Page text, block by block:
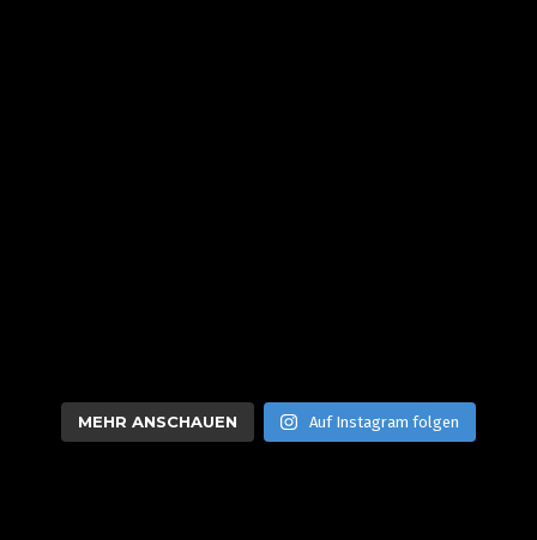
MEHR ANSCHAUEN Auf Instagram folgen